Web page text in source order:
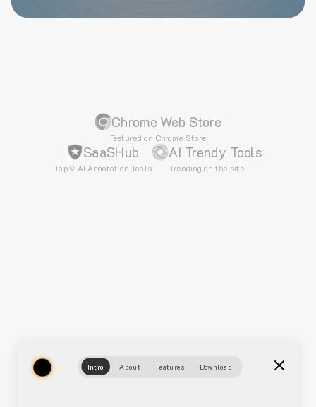
Chrome Web Store
Featured on Chrome Store
SaaSHub
Top 9 AI Annotation Tools
AI Trendy Tools
Trending on the site
Intro About Features Download